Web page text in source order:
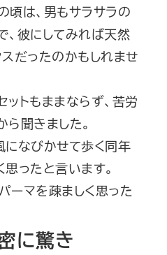
頃は、男もサラサラの
、彼にしてみれば天然
だったのかもしれませ
トもままならず、苦労
聞きました。
になびかせて歩く同年
ったと言います。
ーマを疎ましく思った
に驚き